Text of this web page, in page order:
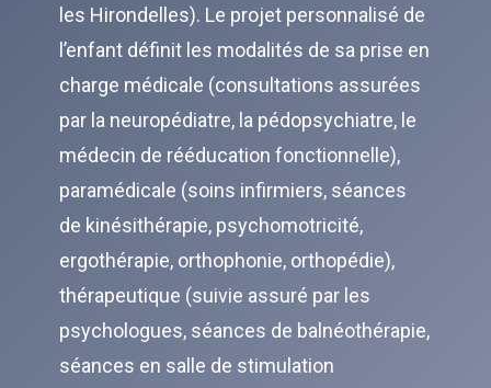
les Hirondelles). Le projet personnalisé de
l’enfant définit les modalités de sa prise en
charge médicale (consultations assurées
par la neuropédiatre, la pédopsychiatre, le
médecin de rééducation fonctionnelle),
paramédicale (soins infirmiers, séances
de kinésithérapie, psychomotricité,
ergothérapie, orthophonie, orthopédie),
thérapeutique (suivie assuré par les
psychologues, séances de balnéothérapie,
séances en salle de stimulation